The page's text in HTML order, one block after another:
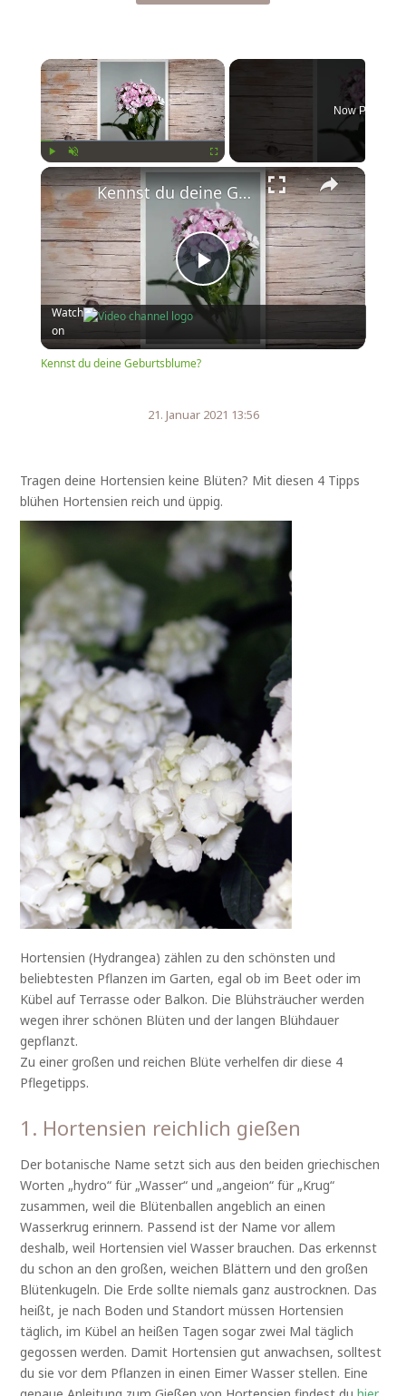
Fullscreen
Now Playing
Play
Video
Kennst du deine Geburtsblume?
Watch
on
Kennst du deine Geburtsblume?
21. Januar 2021 13:56
Tragen deine Hortensien keine Blüten? Mit diesen 4 Tipps
blühen Hortensien reich und üppig.
Hortensien (Hydrangea) zählen zu den schönsten und
beliebtesten Pflanzen im Garten, egal ob im Beet oder im
Kübel auf Terrasse oder Balkon. Die Blühsträucher werden
wegen ihrer schönen Blüten und der langen Blühdauer
gepflanzt.
Zu einer großen und reichen Blüte verhelfen dir diese 4
Pflegetipps.
1. Hortensien reichlich gießen
Der botanische Name setzt sich aus den beiden griechischen
Worten „hydro“ für „Wasser“ und „angeion“ für „Krug“
zusammen, weil die Blütenballen angeblich an einen
Wasserkrug erinnern. Passend ist der Name vor allem
deshalb, weil Hortensien viel Wasser brauchen. Das erkennst
du schon an den großen, weichen Blättern und den großen
Blütenkugeln. Die Erde sollte niemals ganz austrocknen. Das
heißt, je nach Boden und Standort müssen Hortensien
täglich, im Kübel an heißen Tagen sogar zwei Mal täglich
gegossen werden. Damit Hortensien gut anwachsen, solltest
du sie vor dem Pflanzen in einen Eimer Wasser stellen. Eine